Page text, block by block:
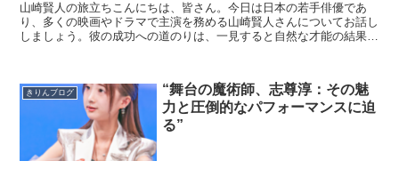
山崎賢人の旅立ちこんにちは、皆さん。今日は日本の若手俳優であ
り、多くの映画やドラマで主演を務める山崎賢人さんについてお話し
しましょう。彼の成功への道のりは、一見すると自然な才能の結果の
きりんブログ
“舞台の魔術師、志尊淳：その魅
力と圧倒的なパフォーマンスに迫
る”